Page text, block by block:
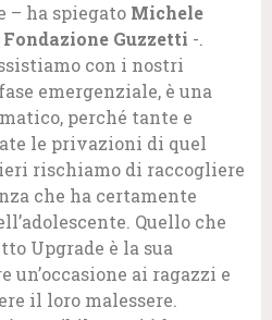
ha spiegato Michele
Guzzetti -.
con i nostri
emergenziale, è una
perché tante e
le privazioni di quel
rischiamo di raccogliere
che ha certamente
Quello che
Upgrade è la sua
un’occasione ai ragazzi e
il loro malessere.